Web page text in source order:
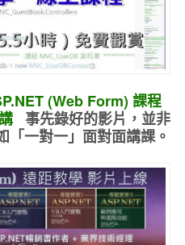
(Web Form) 課程
事先錄好的影片，並非
「一對一」面對面講課。